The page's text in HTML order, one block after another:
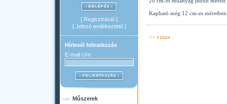
[ Regisztráció ]
[ Jelszó emlékeztető]
Hírlevél feliratkozás
E-mail cím
Műszerek
Kapható még 12 cm-es
<< vissza